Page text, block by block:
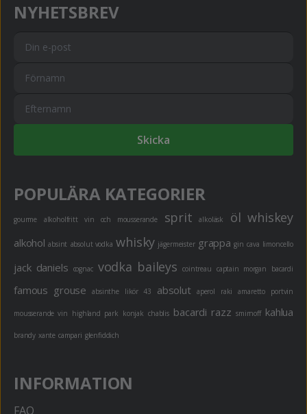
NYHETSBREV
Skicka
POPULÄRA KATEGORIER
gourme alkoholfritt vin och mousserande sprit alkoläsk öl whiskey
alkohol absint absolut vodka whisky jägermeister grappa gin cava limoncello
jack daniels cognac vodka baileys cointreau captain morgan bacardi
famous grouse absinthe likör 43 absolut aperol raki amaretto portvin
mousserande vin highland park konjak chablis bacardi razz smirnoff kahlua
brandy xante campari glenfiddich
INFORMATION
FAQ